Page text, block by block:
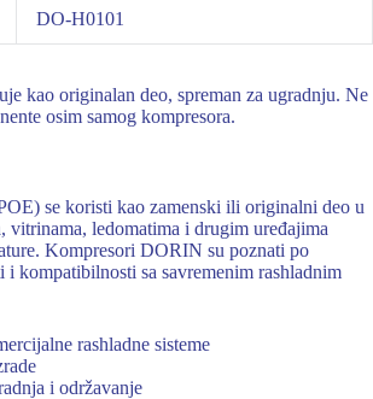
DO-H0101
kao originalan deo, spreman za ugradnju. Ne
osim samog kompresora.
se koristi kao zamenski ili originalni deo u
vitrinama, ledomatima i drugim uređajima
Kompresori DORIN su poznati po
i kompatibilnosti sa savremenim rashladnim
rashladne sisteme
i održavanje